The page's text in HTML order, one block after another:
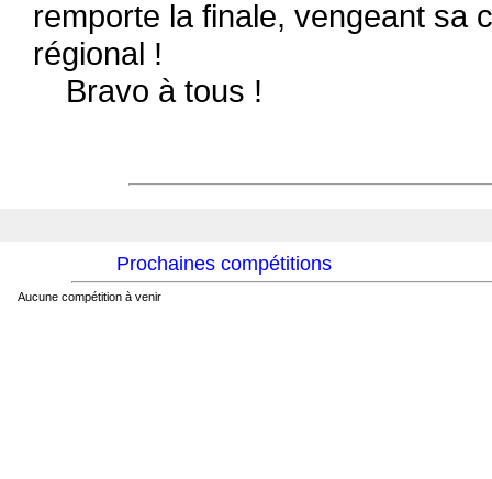
remporte la finale, vengeant sa
régional !
Bravo à tous !
Prochaines compétitions
Aucune compétition à venir